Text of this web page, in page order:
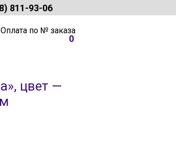
811-93-06
Оплата по № заказа
0
цвет —